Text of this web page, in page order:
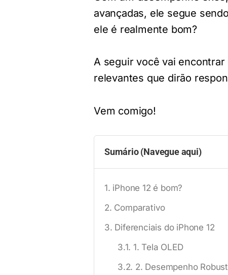
avançadas, ele segue
ele é realmente bom?
A seguir você vai
relevantes que dirão
Vem comigo!
Sumário (Navegue aqui)
iPhone 12 é bom?
Comparativo
Diferenciais do iPhone 12
1. Tela OLED
2. Desempenho